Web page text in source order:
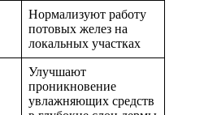
Нормализуют работу
потовых желез на
локальных участках
Улучшают
проникновение
увлажняющих средств